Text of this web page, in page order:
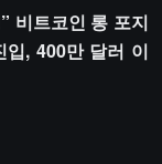
비트코인 롱 포지
, 400만 달러 이